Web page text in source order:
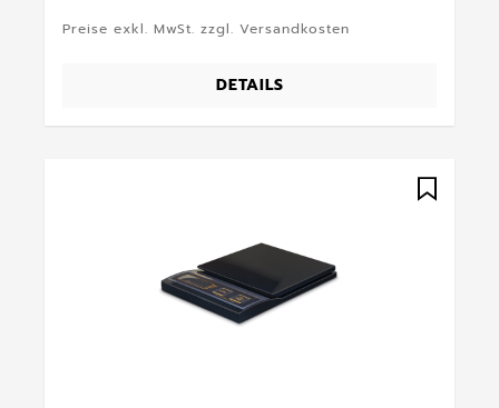
Preise exkl. MwSt. zzgl. Versandkosten
DETAILS